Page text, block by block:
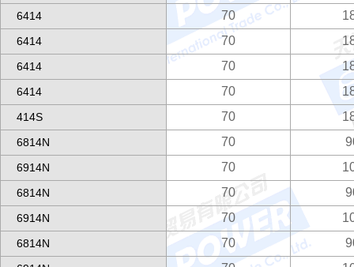
6414 70
6414 70
6414 70
6414 70
414S 70
6814N 70
6914N 70
6814N 70
6914N 70
6814N 70